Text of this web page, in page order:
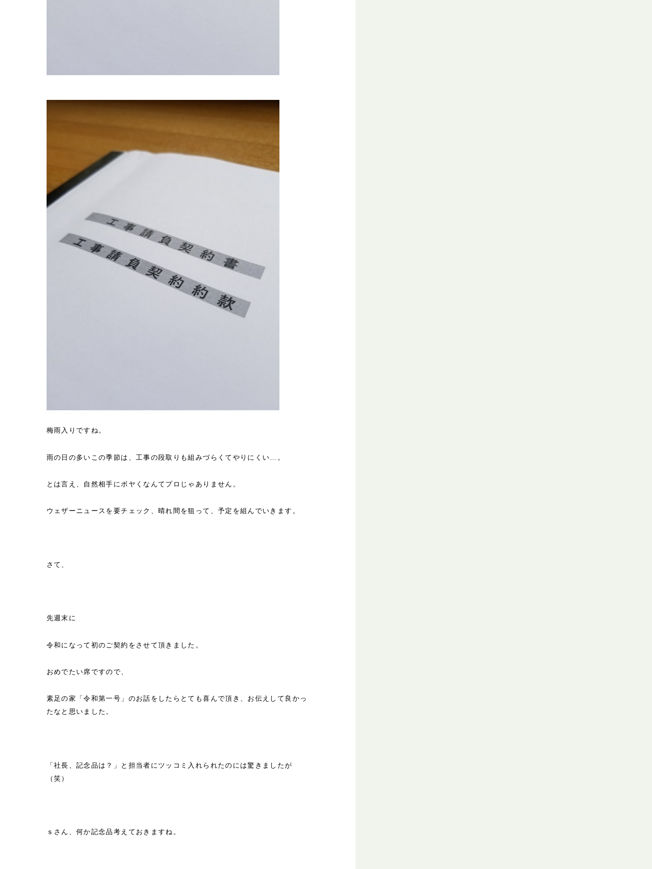
梅雨入りですね。
雨の日の多いこの季節は、工事の段取りも組みづらくてやりにくい…。
とは言え、自然相手にボヤくなんてプロじゃありません。
ウェザーニュースを要チェック、晴れ間を狙って、予定を組んでいきます。
さて、
先週末に
令和になって初のご契約をさせて頂きました。
おめでたい席ですので、
素足の家「令和第一号」のお話をしたらとても喜んで頂き、お伝えして良かっ
たなと思いました。
「社長、記念品は？」と担当者にツッコミ入れられたのには驚きましたが
（笑）
ｓさん、何か記念品考えておきますね。